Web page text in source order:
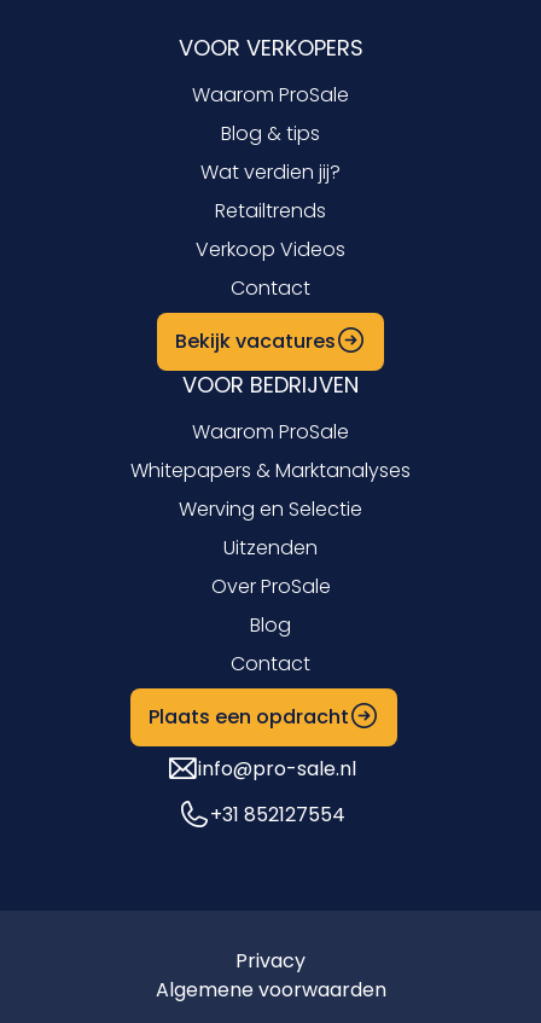
VOOR VERKOPERS
Waarom ProSale
Blog & tips
Wat verdien jij?
Retailtrends
Verkoop Videos
Contact
Bekijk vacatures
VOOR BEDRIJVEN
Waarom ProSale
Whitepapers & Marktanalyses
Werving en Selectie
Uitzenden
Over ProSale
Blog
Contact
Plaats een opdracht
info@pro-sale.nl
+31 852127554
Privacy
Algemene voorwaarden